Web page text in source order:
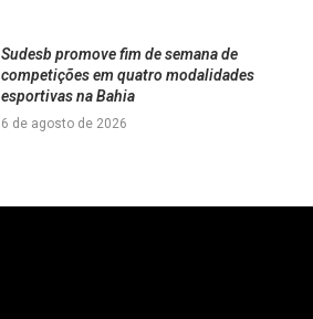
Sudesb promove fim de semana de
competições em quatro modalidades
esportivas na Bahia
6 de agosto de 2026